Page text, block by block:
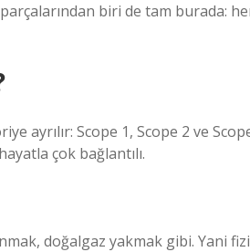
biri de tam burada:
ayrılır: Scope 1, Scope 2 ve
çok bağlantılı.
doğalgaz yakmak gibi. Yani